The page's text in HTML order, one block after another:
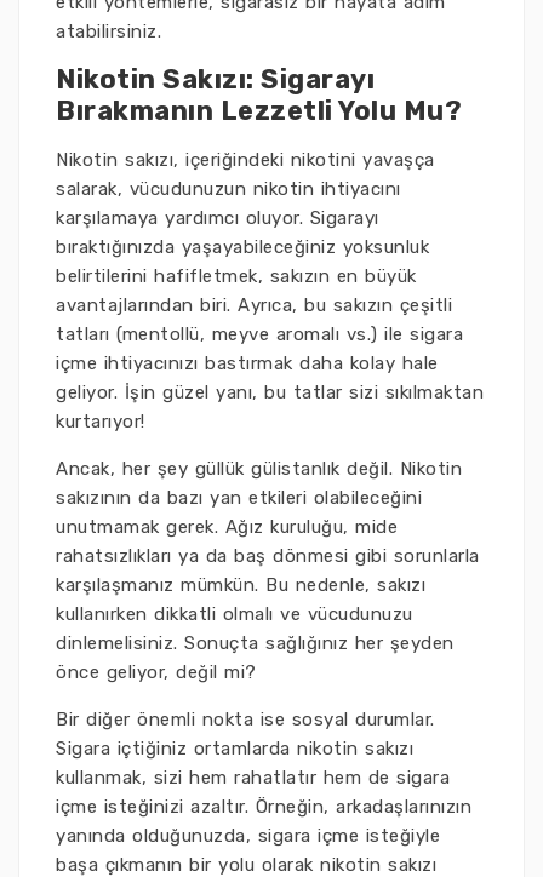
atabilirsiniz.
Nikotin Sakızı: Sigarayı
Bırakmanın Lezzetli Yolu Mu?
Nikotin sakızı, içeriğindeki nikotini yavaşça
salarak, vücudunuzun nikotin ihtiyacını
karşılamaya yardımcı oluyor. Sigarayı
bıraktığınızda yaşayabileceğiniz yoksunluk
belirtilerini hafifletmek, sakızın en büyük
avantajlarından biri. Ayrıca, bu sakızın çeşitli
tatları (mentollü, meyve aromalı vs.) ile sigara
içme ihtiyacınızı bastırmak daha kolay hale
geliyor. İşin güzel yanı, bu tatlar sizi sıkılmaktan
kurtarıyor!
Ancak, her şey güllük gülistanlık değil. Nikotin
sakızının da bazı yan etkileri olabileceğini
unutmamak gerek. Ağız kuruluğu, mide
rahatsızlıkları ya da baş dönmesi gibi sorunlarla
karşılaşmanız mümkün. Bu nedenle, sakızı
kullanırken dikkatli olmalı ve vücudunuzu
dinlemelisiniz. Sonuçta sağlığınız her şeyden
önce geliyor, değil mi?
Bir diğer önemli nokta ise sosyal durumlar.
Sigara içtiğiniz ortamlarda nikotin sakızı
kullanmak, sizi hem rahatlatır hem de sigara
içme isteğinizi azaltır. Örneğin, arkadaşlarınızın
yanında olduğunuzda, sigara içme isteğiyle
başa çıkmanın bir yolu olarak nikotin sakızı